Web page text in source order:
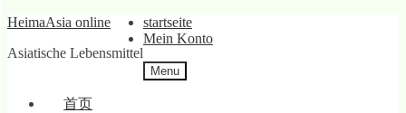
Skip
navigation
Skip
content
HeimaAsia online
Asiatische Lebensmittel
startseite
Mein Konto
Menu
首页